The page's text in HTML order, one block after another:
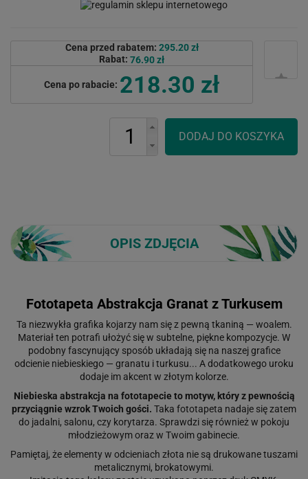
Cena przed rabatem: 295.20 zł
Rabat: 76.90 zł
Cena po rabacie: 218.30 zł
OPIS ZDJĘCIA
Fototapeta Abstrakcja Granat z Turkusem
Ta niezwykła grafika kojarzy nam się z pewną tkaniną — woalem.
Materiał ten potrafi ułożyć się w subtelne, piękne kompozycje. W
podobny fascynujący sposób układają się na naszej grafice
odcienie niebieskiego — granatu i turkusu... A dodatkowego uroku
dodaje im akcent w złotym kolorze.
Niebieska abstrakcja na fototapecie to motyw, który z pewnością
przyciągnie wzrok Twoich gości. Taka fototapeta nadaje się zatem
do jadalni, salonu, czy korytarza. Sprawdzi się również w pokoju
młodzieżowym oraz w Twoim gabinecie.
Pamiętaj, że elementy w odcieniach złota nie są drukowane tuszami
metalicznymi, brokatowymi.